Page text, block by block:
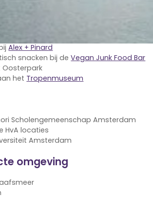
wij?
beter kennen..
bij PUUR*
ons team versterken?
vestigingen
van 6 vestigingen!
drinken bij
Alex + Pinard
snacken bij deVegan Junk Food Bar
Oosterpark
het Tropenmuseum
Scholengemeenschap Amsterdam
HvA locaties
Amsterdam
omgeving